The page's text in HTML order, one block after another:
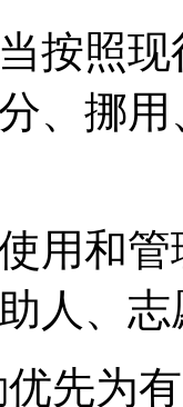
按照
、挪
用和
人、
先为